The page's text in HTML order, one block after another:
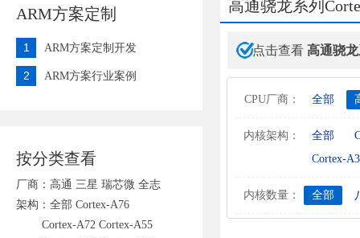
高通骁龙系列
点击查看 高通骁
CPU厂商： 全部
内核架构： 全部
Cortex-
内核数量： 全部
ARM方案定制
1 ARM方案定制开发
2 ARM方案行业案例
按分类查看
厂商： 高通 三星 瑞芯微 全志
架构： 全部 Cortex-A76
Cortex-A72 Cortex-A55